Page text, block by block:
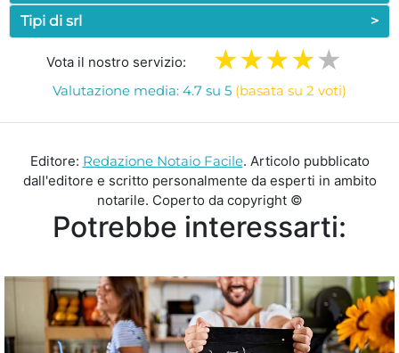
Tipi di srl
>
Vota il nostro servizio:
Valutazione media: 4.7 su 5 (basata su 2 voti)
Editore: Redazione Notaio Facile. Articolo pubblicato
dall'editore e scritto personalmente da esperti in ambito
notarile. Coperto da copyright ©
Potrebbe interessarti: